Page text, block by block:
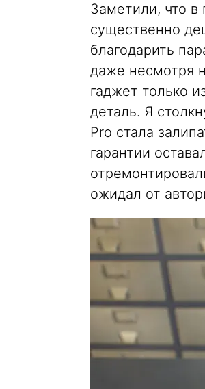
Заметили, что в
существенно
благодарить
даже несмотря
гаджет только
деталь. Я
Pro стала
гарантии
ожидал от